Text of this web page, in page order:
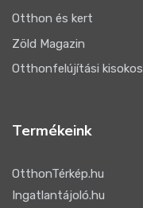
Otthon és kert
Zöld Magazin
Otthonfelújítási kisokos
Termékeink
OtthonTérkép.hu
Ingatlantájoló.hu